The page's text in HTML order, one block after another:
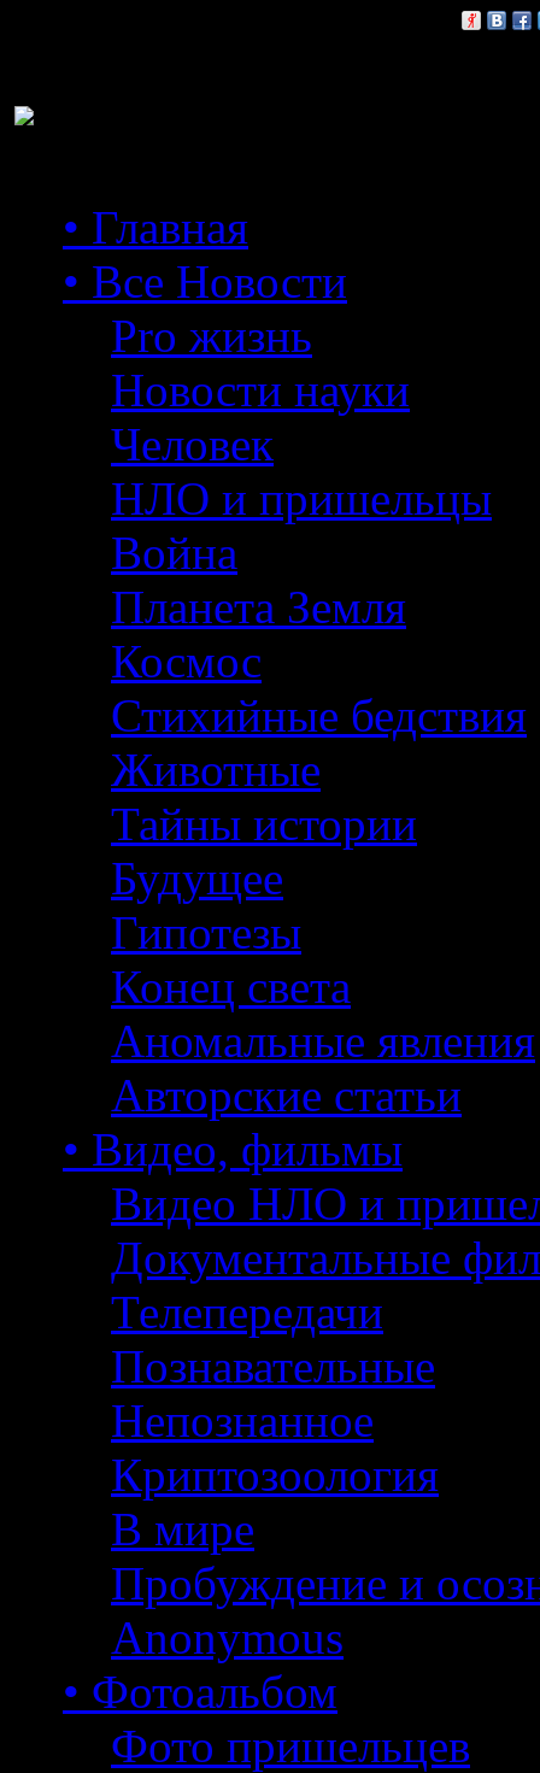
• Главная
• Все Новости
Pro жизнь
Новости науки
Человек
НЛО и пришельцы
Война
Планета Земля
Космос
Стихийные бедствия
Животные
Тайны истории
Будущее
Гипотезы
Конец света
Аномальные явления
Авторские статьи
• Видео, фильмы
Видео НЛО и
Документальные
Телепередачи
Познавательные
Непознанное
Криптозоология
В мире
Пробуждение и
Anonymous
• Фотоальбом
Фото пришельцев